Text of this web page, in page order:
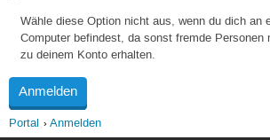
Wähle diese Option nicht aus, wenn du dich an
Computer befindest, da sonst fremde Personen
zu deinem Konto erhalten.
Portal Anmelden